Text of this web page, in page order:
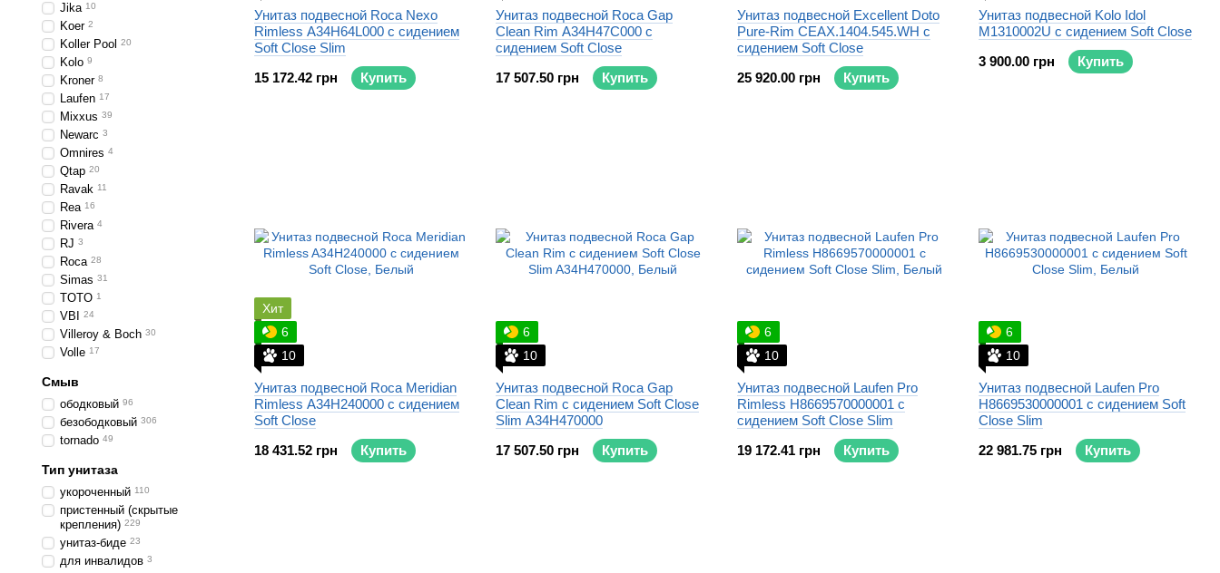
Унитаз подвесной Roca Nexo
Rimless A34H64L000 с сидением
Soft Close Slim
15 172.42 грн
Купить
Унитаз подвесной Roca Gap
Clean Rim A34H47C000 с
сидением Soft Close
17 507.50 грн
Купить
Унитаз подвесной Excellent Doto
Pure-Rim CEAX.1404.545.WH с
сидением Soft Close
25 920.00 грн
Купить
Унитаз подвесной Kolo Idol
M1310002U с сидением Soft Close
3 900.00 грн
Купить
Хит
6
10
Унитаз подвесной Roca Meridian
Rimless A34H240000 с сидением
Soft Close
18 431.52 грн
Купить
6
10
Унитаз подвесной Roca Gap
Clean Rim с сидением Soft Close
Slim A34H470000
17 507.50 грн
Купить
6
10
Унитаз подвесной Laufen Pro
Rimless H8669570000001 с
сидением Soft Close Slim
19 172.41 грн
Купить
6
10
Унитаз подвесной Laufen Pro
H8669530000001 с сидением Soft
Close Slim
22 981.75 грн
Купить
Jika 10
Koer 2
Koller Pool 20
Kolo 9
Kroner 8
Laufen 17
Mixxus 39
Newarc 3
Omnires 4
Qtap 20
Ravak 11
Rea 16
Rivera 4
RJ 3
Roca 28
Simas 31
TOTO 1
VBI 24
Villeroy & Boch 30
Volle 17
Смыв
ободковый 96
безободковый 306
tornado 49
Тип унитаза
укороченный 110
пристенный (скрытые
крепления) 229
унитаз-биде 23
для инвалидов 3